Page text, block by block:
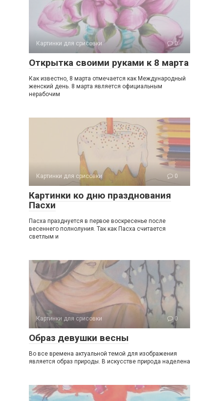
Картинки для срисовки 0
Открытка своими руками к 8 марта
Как известно, 8 марта отмечается как Международный
женский день. 8 марта является официальным
нерабочим
Картинки для срисовки 0
Картинки ко дню празднования
Пасхи
Пасха празднуется в первое воскресенье после
весеннего полнолуния. Так как Пасха считается
светлым и
Картинки для срисовки 0
Образ девушки весны
Во все времена актуальной темой для изображения
является образ природы. В искусстве природа наделена